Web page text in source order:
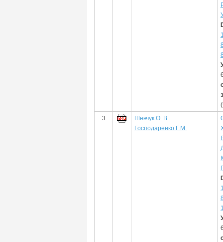
3
Шевчук О. В.
Господаренко Г.М.